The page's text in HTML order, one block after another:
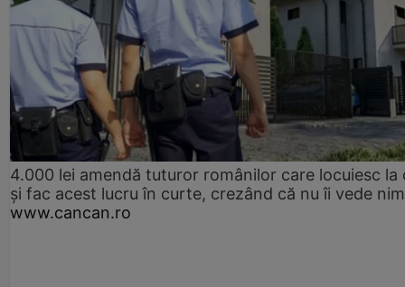
4.000 lei amendă tuturor românilor care locuiesc la
și fac acest lucru în curte, crezând că nu îi vede
www.cancan.ro